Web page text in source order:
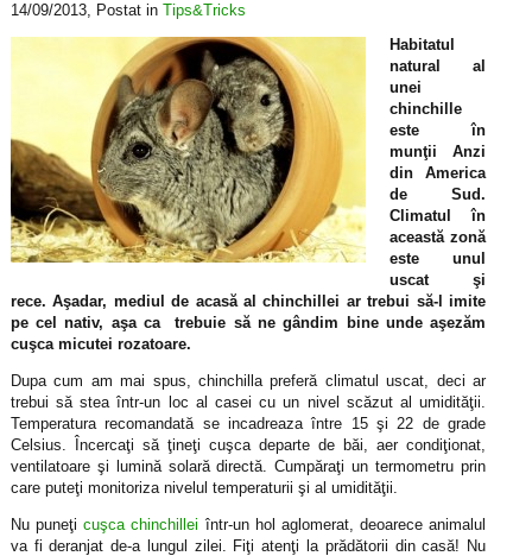
14/09/2013, Postat in Tips&Tricks
Habitatul
natural al
unei
chinchille
este în
munţii Anzi
din America
de Sud.
Climatul în
această zonă
este unul
uscat şi
rece. Aşadar, mediul de acasă al chinchillei ar trebui să-l imite
pe cel nativ, aşa ca trebuie să ne gândim bine unde aşezăm
cuşca micutei rozatoare.
Dupa cum am mai spus, chinchilla preferă climatul uscat, deci ar
trebui să stea într-un loc al casei cu un nivel scăzut al umidităţii.
Temperatura recomandată se incadreaza între 15 şi 22 de grade
Celsius. Încercaţi să ţineţi cuşca departe de băi, aer condiţionat,
ventilatoare şi lumină solară directă. Cumpăraţi un termometru prin
care puteţi monitoriza nivelul temperaturii şi al umidităţii.
Nu puneţicuşca chinchillei într-un hol aglomerat, deoarece animalul
va fi deranjat de-a lungul zilei. Fiţi atenţi la prădătorii din casă! Nu